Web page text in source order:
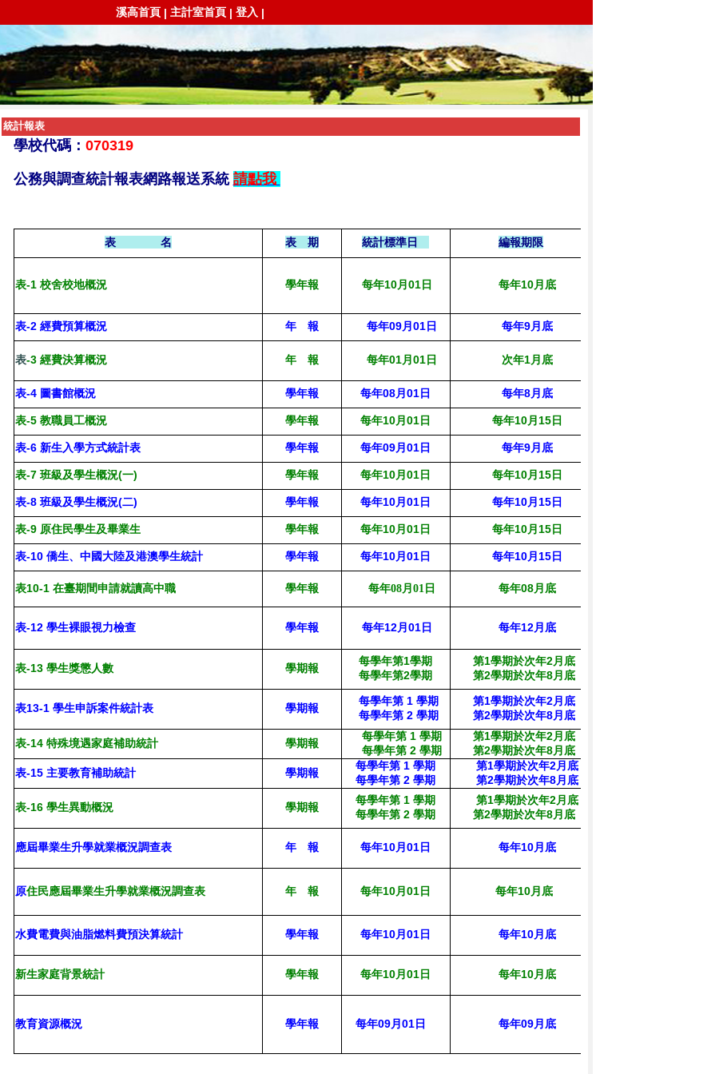
溪高首頁 | 主計室首頁 | 登入 |
統計報表
學校代碼： 070319
公務與調查統計報表網路報送系統 請點我
表 名 表 期 統計標準日 編報期限
表-1 校舍校地概況 學年報 每年10月 01日 每年10月底
表-2 經費預算概況 年 報 每年09月01日 每年9月底
表-3 經費決算概況 年 報 每年01月01日 次年1月底
表-4 圖書館概況 學年報 每年08月 01日 每年8月底
表-5 教職員工概況 學年報 每年10月 01日 每年10月 15日
表-6 新生入學方式統計表 學年報 每年09月 01日 每年9月底
表-7 班級及學生概況(一) 學年報 每年10月01日 每年10月 15日
表-8 班級及學生概況(二) 學年報 每年10月 01日 每年10月 15日
表-9 原住民學生及畢業生 學年報 每年10月 01日 每年10月 15日
表-10 僑生、中國大陸及港澳學生統計 學年報 每年10月01日 每年10月 15日
表10-1 在臺期間申請就讀高中職 學年報 每年08月01日 每年08月底
表-12 學生裸眼視力檢查 學年報 每年12月01日 每年12月底
表-13 學生獎懲人數 學期報
每學年第1學期
每學年第2學期
第1學期於次年2月底
第2學期於次年8月底
表13-1 學生申訴案件統計表 學期報
每學年第 1 學期
每學年第 2 學期
第1學期於次年2月底
第2學期於次年8月底
表-14 特殊境遇家庭補助統計 學期報
每學年第 1 學期
每學年第 2 學期
第1學期於次年2月底
第2學期於次年8月底
表-15 主要教育補助統計 學期報
每學年第 1 學期
每學年第 2 學期
第1學期於次年2月底
第2學期於次年8月底
表-16 學生異動概況 學期報
每學年第 1 學期
每學年第 2 學期
第1學期於次年2月底
第2學期於次年8月底
應屆畢業生升學就業概況調查表 年 報 每年10月01日 每年10月底
原住民應屆畢業生升學就業概況調查表 年 報 每年10月01日 每年10月底
水費電費與油脂燃料費預決算統計 學年報 每年10月 01日 每年10月底
新生家庭背景統計 學年報 每年10月01日 每年10月底
教育資源概況 學年報 每年09月01日 每年09月底